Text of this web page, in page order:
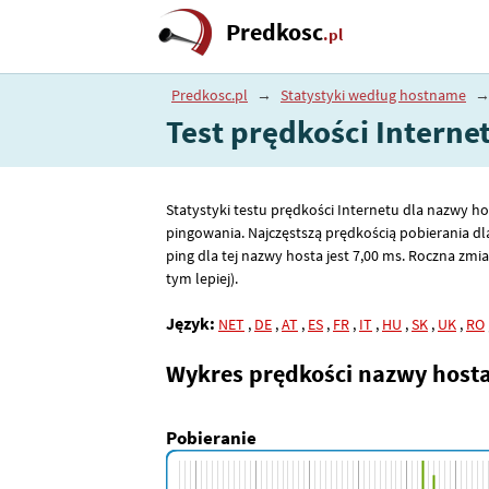
Predkosc.pl
Predkosc.pl → Statystyki według hostname →
Test prędkości
Statystyki testu prędkości Internetu dla nazwy
pingowania. Najczęstszą prędkością pobierania
ping dla tej nazwy hosta jest 7,00 ms. Roczna
tym lepiej).
Język: NET , DE ,AT , ES , FR , IT , HU ,SK , UK , RO
Wykres prędkości nazwy
Pobieranie